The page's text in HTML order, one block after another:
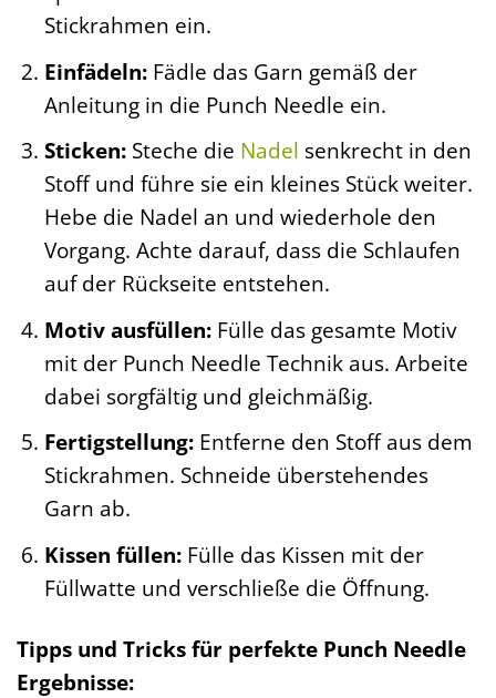
Stickrahmen ein.
Einfädeln:Fädle das Garn gemäß der
Anleitung in die Punch Needle ein.
Sticken:Steche die Nadel senkrecht in den
Stoff und führe sie ein kleines Stück weiter.
Hebe die Nadel an und wiederhole den
Vorgang. Achte darauf, dass die Schlaufen
auf der Rückseite entstehen.
Motiv ausfüllen:Fülle das gesamte Motiv
mit der Punch Needle Technik aus. Arbeite
dabei sorgfältig und gleichmäßig.
Fertigstellung:Entferne den Stoff aus dem
Stickrahmen. Schneide überstehendes
Garn ab.
Kissen füllen:Fülle das Kissen mit der
Füllwatte und verschließe die Öffnung.
Tipps und Tricks für perfekte Punch Needle
Ergebnisse: